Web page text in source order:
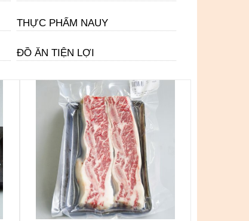
THỰC PHẨM NAUY
ĐỒ ĂN TIỆN LỢI